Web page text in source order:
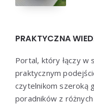
PRAKTYCZNA
Portal, który łączy w
praktycznym
czytelnikom szeroką
poradników z